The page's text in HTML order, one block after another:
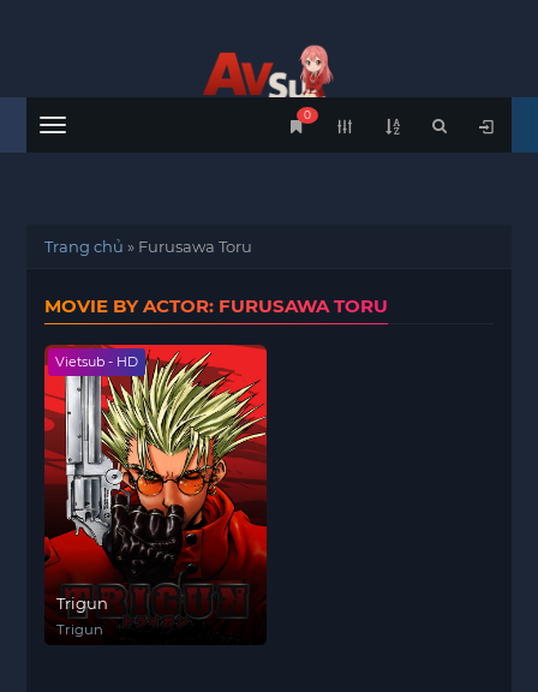
Menu
0
Trang chủ » Furusawa Toru
MOVIE BY ACTOR: FURUSAWA TORU
Vietsub - HD
Trigun
Trigun